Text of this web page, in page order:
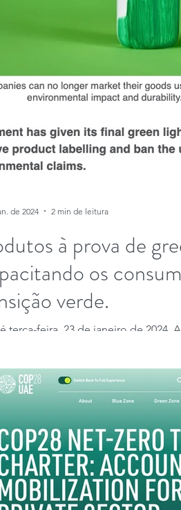
à prova de
os
verde.
terça-feira, 23 de janeiro de 2024.
de 2024 2 min de leitura